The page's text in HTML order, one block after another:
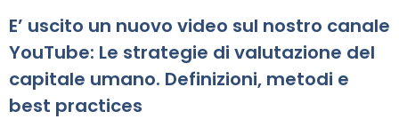
E’ uscito un nuovo video sul nostro canale
YouTube: Le strategie di valutazione del
capitale umano. Definizioni, metodi e
best practices